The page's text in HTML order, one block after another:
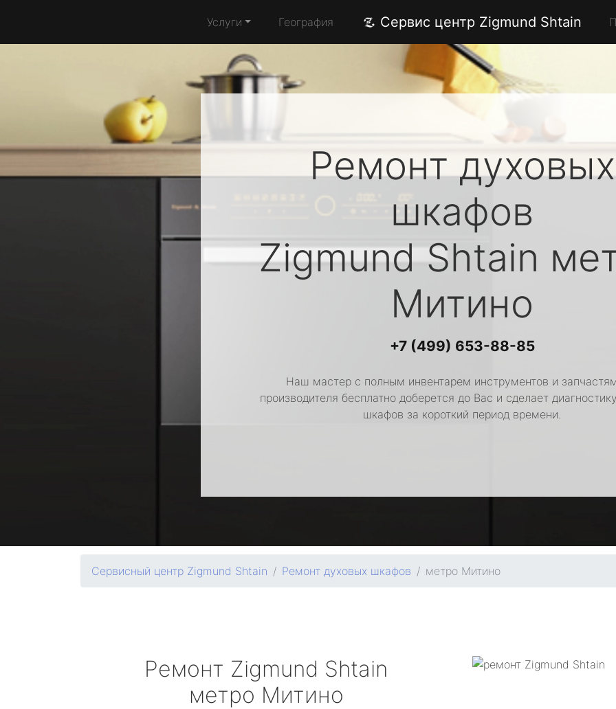
Услуги География Сервис центр Zigmund Shtain
Ремонт духовых
шкафов
Zigmund Shtain
Митино
+7 (499) 653-88-85
Наш мастер с полным инвентарем инструментов и
производителя бесплатно доберется до Вас и сделает
шкафов за короткий период времени.
Сервисный центр Zigmund Shtain Ремонт духовых шкафов метро Митино
Ремонт Zigmund Shtain
метро Митино